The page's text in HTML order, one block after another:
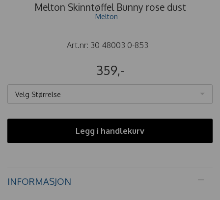
Melton Skinntøffel Bunny rose dust
Melton
Art.nr: 30 48003 0-853
359,-
Velg Størrelse
Legg i handlekurv
INFORMASJON